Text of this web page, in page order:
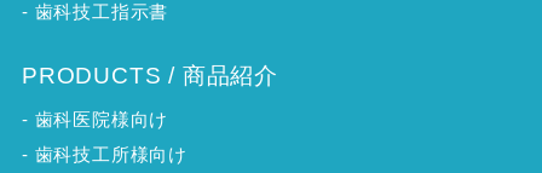
- 歯科技工指示書
PRODUCTS / 商品紹介
- 歯科医院様向け
- 歯科技工所様向け